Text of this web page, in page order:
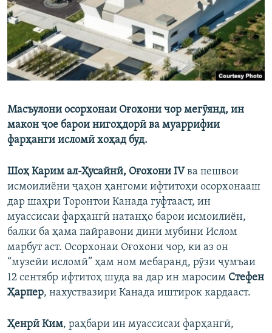
ГУЗОРИШҲОИ РАДИОӢ
Русский
ПАЙГИРӢ КУНЕД
Ҳамаи сомонаҳои RFE/RL
Масъулони осорхонаи Оғохони чор мегӯянд, ин
макон ҷое барои нигоҳдорӣ ва муаррифии
фарҳанги исломӣ хоҳад буд.
Шоҳ Карим ал-Ҳусайнӣ, Оғохони IV ва пешвои
исмоилиёни ҷаҳон ҳангоми ифтитоҳи осорхонааш
дар шаҳри Торонтои Канада гуфтааст, ин
муассисаи фарҳангӣ натанҳо барои исмоилиён,
балки ба ҳама пайравони дини мубини Ислом
марбут аст. Осорхонаи Оғохони чор, ки аз он
“музейи исломӣ” ҳам ном мебаранд, рӯзи ҷумъаи
12 сентябр ифтитоҳ шуда ва дар ин маросим Стефен
Ҳарпер, нахуствазири Канада иштирок кардааст.
Ҳенрӣ Ким, раҳбари ин муассисаи фарҳангӣ,